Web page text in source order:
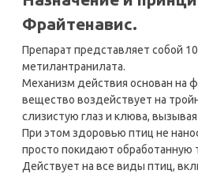
Фрайтенавис.
Препарат представляет собой
метилантранилата.
Механизм действия основан на
вещество воздействует на
слизистую глаз и клюва,
При этом здоровью птиц не
просто покидают обработанную
Действует на все виды птиц,